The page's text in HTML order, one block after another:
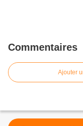
Commentaires
Ajouter